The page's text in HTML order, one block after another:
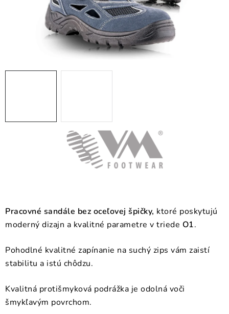
INFORMÁCIE PRE ZÁKAZNÍKOV
Pracovné sandále bez oceľovej špičky, ktoré poskytujú
moderný dizajn a kvalitné parametre v triede O1.
Pohodlné kvalitné zapínanie na suchý zips vám zaistí
stabilitu a istú chôdzu.
Kvalitná protišmyková podrážka je odolná voči
šmykľavým povrchom.